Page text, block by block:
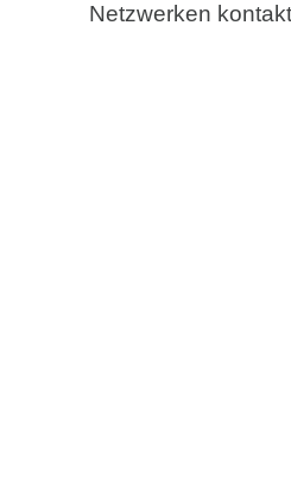
Netzwerken